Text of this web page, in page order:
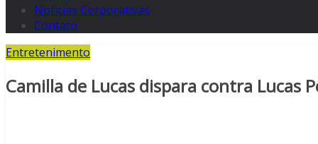
Notícias Corporativas
Contato
Entretenimento
Camilla de Lucas dispara contra Lucas